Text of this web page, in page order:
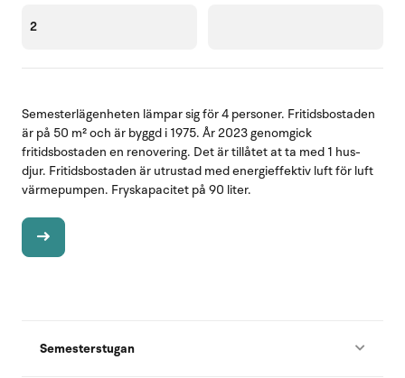
2
Semesterlägenheten lämpar sig för 4 personer. Fritidsbostaden
är på 50 m² och är byggd i 1975. År 2023 genomgick
fritidsbostaden en renovering. Det är tillåtet at ta med 1 hus-
djur. Fritidsbostaden är utrustad med energieffektiv luft för luft
värmepumpen. Fryskapacitet på 90 liter.
Semesterstugan